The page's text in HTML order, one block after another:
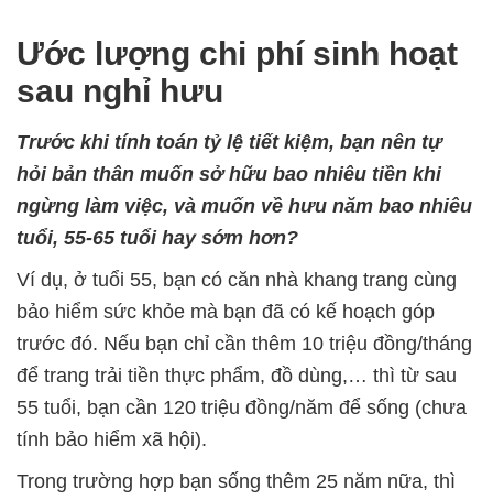
Ước lượng chi phí sinh hoạt
sau nghỉ hưu
Trước khi tính toán tỷ lệ tiết kiệm, bạn nên tự
hỏi bản thân muốn sở hữu bao nhiêu tiền khi
ngừng làm việc, và muốn về hưu năm bao nhiêu
tuổi, 55-65 tuổi hay sớm hơn?
Ví dụ, ở tuổi 55, bạn có căn nhà khang trang cùng
bảo hiểm sức khỏe mà bạn đã có kế hoạch góp
trước đó. Nếu bạn chỉ cần thêm 10 triệu đồng/tháng
để trang trải tiền thực phẩm, đồ dùng,… thì từ sau
55 tuổi, bạn cần 120 triệu đồng/năm để sống (chưa
tính bảo hiểm xã hội).
Trong trường hợp bạn sống thêm 25 năm nữa, thì